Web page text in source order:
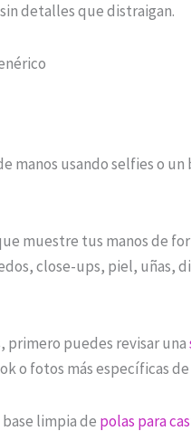
detalles que distraigan.
manos usando selfies o
muestre tus manos de
close-ups, piel, uñas,
primero puedes revisar una
o fotos más específicas de
limpia de polas para